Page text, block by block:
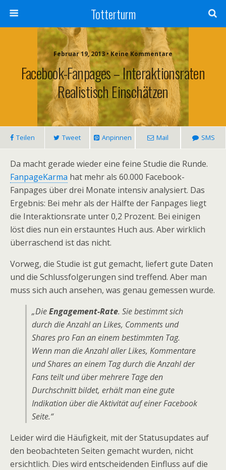
Totterturm
Februar 19, 2013 • Keine Kommentare
Facebook-Fanpages – Interaktionsraten
Realistisch Einschätzen
Teilen Tweet Anpinnen Mail SMS
Da macht gerade wieder eine feine Studie die Runde.
FanpageKarma hat mehr als 60.000 Facebook-
Fanpages über drei Monate intensiv analysiert. Das
Ergebnis: Bei mehr als der Hälfte der Fanpages liegt
die Interaktionsrate unter 0,2 Prozent. Bei einigen
löst dies nun ein erstauntes Huch aus. Aber wirklich
überraschend ist das nicht.
Vorweg, die Studie ist gut gemacht, liefert gute Daten
und die Schlussfolgerungen sind treffend. Aber man
muss sich auch ansehen, was genau gemessen wurde.
„DieEngagement-Rate. Sie bestimmt sich
durch die Anzahl an Likes, Comments und
Shares pro Fan an einem bestimmten Tag.
Wenn man die Anzahl aller Likes, Kommentare
und Shares an einem Tag durch die Anzahl der
Fans teilt und über mehrere Tage den
Durchschnitt bildet, erhält man eine gute
Indikation über die Aktivität auf einer Facebook
Seite.“
Leider wird die Häufigkeit, mit der Statusupdates auf
den beobachteten Seiten gemacht wurden, nicht
ersichtlich. Dies wird entscheidenden Einfluss auf die